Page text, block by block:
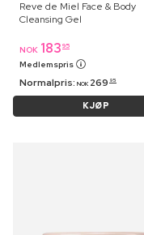
Reve de Miel Face & Body
Cleansing Gel
NOK 183 95
Medlemspris
Normalpris: NOK 269 95
KJØP